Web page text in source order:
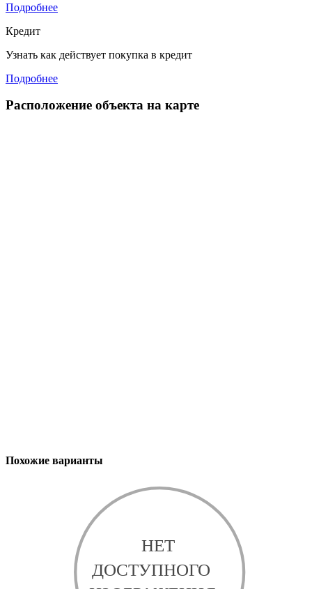
Подробнее
Кредит
Узнать как действует покупка в кредит
Подробнее
Расположение объекта на карте
Похожие варианты